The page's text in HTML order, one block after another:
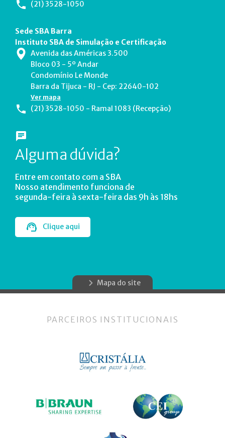
(21) 3528-1050
Sede SBA Barra
Instituto SBA de Simulação e Certificação
Avenida das Américas 3.500
Bloco 03 - 5º Andar
Condomínio Le Monde
Barra da Tijuca - RJ - Cep: 22640-102
Ver mapa
(21) 3528-1050 - Ramal 1083 (Recepção)
Alguma dúvida?
Entre em contato com a SBA
Nosso atendimento funciona de
segunda-feira à sexta-feira das 9h às 18hs
Clique aqui
Mapa do site
PARCEIROS INSTITUCIONAIS